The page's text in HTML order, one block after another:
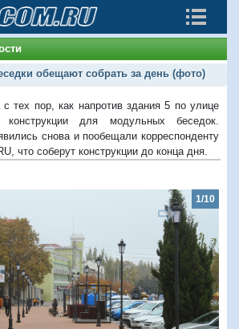
обещают собрать за день (фото)
тех пор, как напротив здания 5 по улице
конструкции для модульных беседок.
снова и пообещали корреспонденту
что соберут конструкции до конца дня.
1/10